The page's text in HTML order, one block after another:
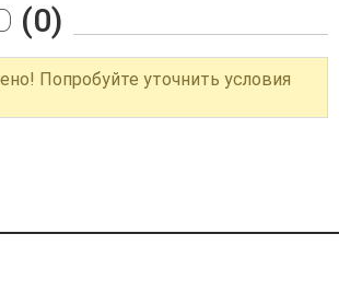
(0)
Попробуйте уточнить условия